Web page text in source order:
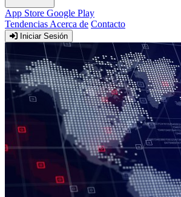
App Store Google Play
Tendencias Acerca de Contacto
Iniciar Sesión